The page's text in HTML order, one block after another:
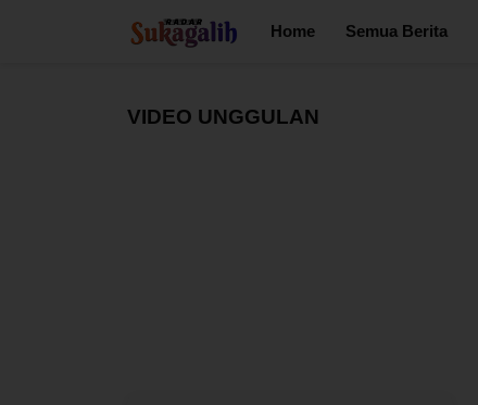
Home Semua Berita
VIDEO UNGGULAN